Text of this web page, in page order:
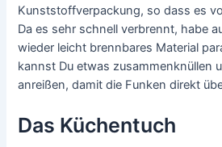
Kunststoffverpackung, so dass es
Da es sehr schnell verbrennt, habe
wieder leicht brennbares Material
kannst Du etwas zusammenknüllen
anreißen, damit die Funken direkt
Das Küchentuch